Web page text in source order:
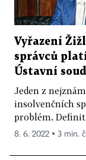
Vyřazení
správců
Ústavní soud
Jeden z
insolvenčních
problém.
8. 6. 2022 ▪ 3 min.